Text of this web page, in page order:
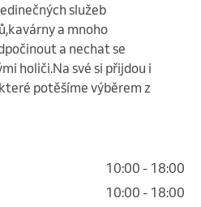
služeb
a mnoho
a nechat se
holiči.Na své si přijdou i
potěšíme výběrem z
10:00 - 18:00
10:00 - 18:00